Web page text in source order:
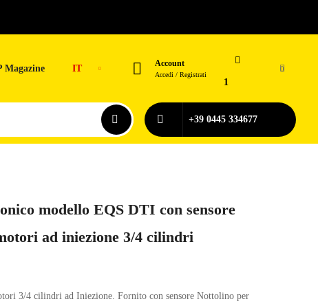
Magazine IT Account
Accedi / Registrati
1
0
+39 0445 334677
modello EQS DTI con sensore
ad iniezione 3/4 cilindri
3/4 cilindri ad Iniezione. Fornito con sensore Nottolino per